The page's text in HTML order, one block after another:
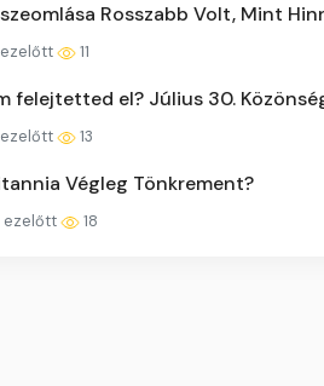
Rosszabb Volt, Mint
11
felejtetted el? Július 30.
13
Végleg Tönkrement?
ezelőtt 18